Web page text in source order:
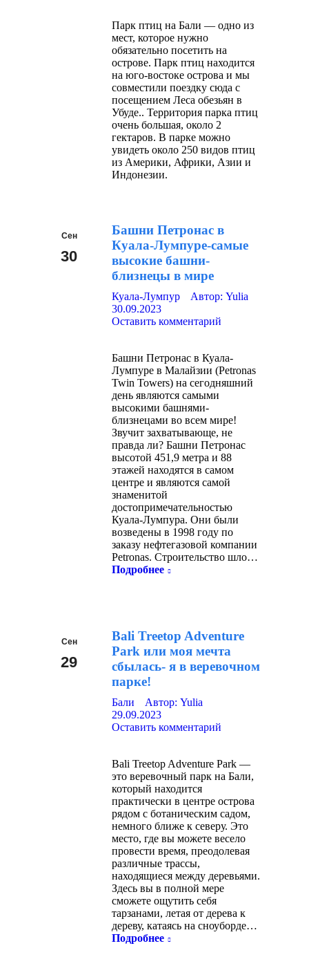
Парк птиц на Бали — одно из
мест, которое нужно
обязательно посетить на
острове. Парк птиц находится
на юго-востоке острова и мы
совместили поездку сюда с
посещением Леса обезьян в
Убуде.. Территория парка птиц
очень большая, около 2
гектаров. В парке можно
увидеть около 250 видов птиц
из Америки, Африки, Азии и
Индонезии.
Сен
30
Башни Петронас в
Куала-Лумпуре-самые
высокие башни-
близнецы в мире
Куала-Лумпур Автор: Yulia
30.09.2023
Оставить комментарий
Башни Петронас в Куала-
Лумпуре в Малайзии (Petronas
Twin Towers) на сегодняшний
день являются самыми
высокими башнями-
близнецами во всем мире!
Звучит захватывающе, не
правда ли? Башни Петронас
высотой 451,9 метра и 88
этажей находятся в самом
центре и являются самой
знаменитой
достопримечательностью
Куала-Лумпура. Они были
возведены в 1998 году по
заказу нефтегазовой компании
Petronas. Строительство шло…
Подробнее
Сен
29
Bali Treetop Adventure
Park или моя мечта
сбылась- я в веревочном
парке!
Бали Автор: Yulia
29.09.2023
Оставить комментарий
Bali Treetop Adventure Park —
это веревочный парк на Бали,
который находится
практически в центре острова
рядом с ботаническим садом,
немного ближе к северу. Это
место, где вы можете весело
провести время, преодолевая
различные трассы,
находящиеся между деревьями.
Здесь вы в полной мере
сможете ощутить себя
тарзанами, летая от дерева к
дереву, катаясь на сноуборде…
Подробнее